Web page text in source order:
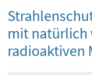
mit natürlich
radioaktiven